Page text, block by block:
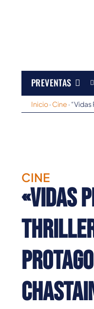
PREVENTAS
Inicio· Cine ·
CINE
«Vidas